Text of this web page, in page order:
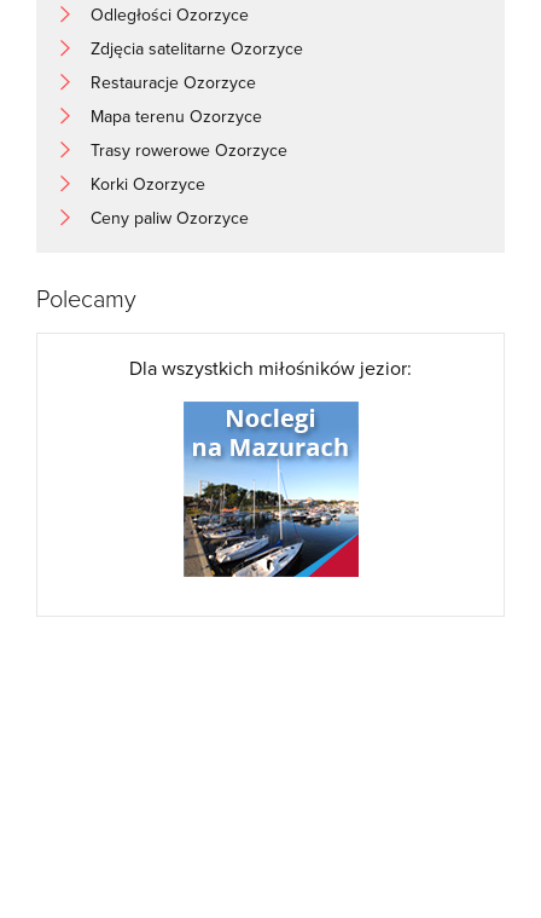
Odległości Ozorzyce
Zdjęcia satelitarne Ozorzyce
Restauracje Ozorzyce
Mapa terenu Ozorzyce
Trasy rowerowe Ozorzyce
Korki Ozorzyce
Ceny paliw Ozorzyce
Polecamy
Dla wszystkich miłośników jezior: